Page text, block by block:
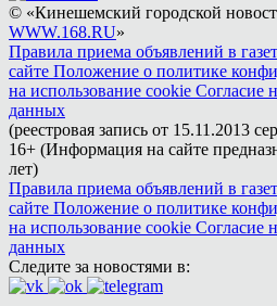
© «Кинешемский городской
WWW.168.RU»
Правила приема объявлений в
сайте Положение о политике
на использование cookie Согласие
данных
(реестровая запись от 15.11.2013
16+ (Информация на сайте
лет)
Правила приема объявлений в
сайте Положение о политике
на использование cookie Согласие
данных
Следите за новостями в: